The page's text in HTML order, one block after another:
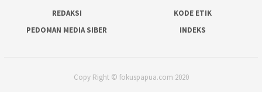
REDAKSI
KODE ETIK
PEDOMAN MEDIA SIBER
INDEKS
Copy Right © fokuspapua.com 2020